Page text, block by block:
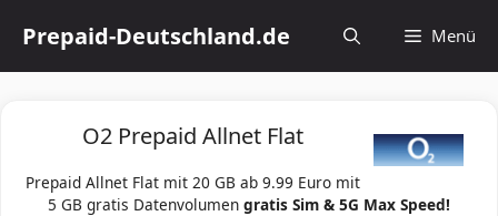
Inhalt
springen
Prepaid-Deutschland.de Menü
O2 Prepaid Allnet Flat
Prepaid Allnet Flat mit 20 GB ab 9.99 Euro mit
5 GB gratis Datenvolumen gratis Sim & 5G Max Speed!